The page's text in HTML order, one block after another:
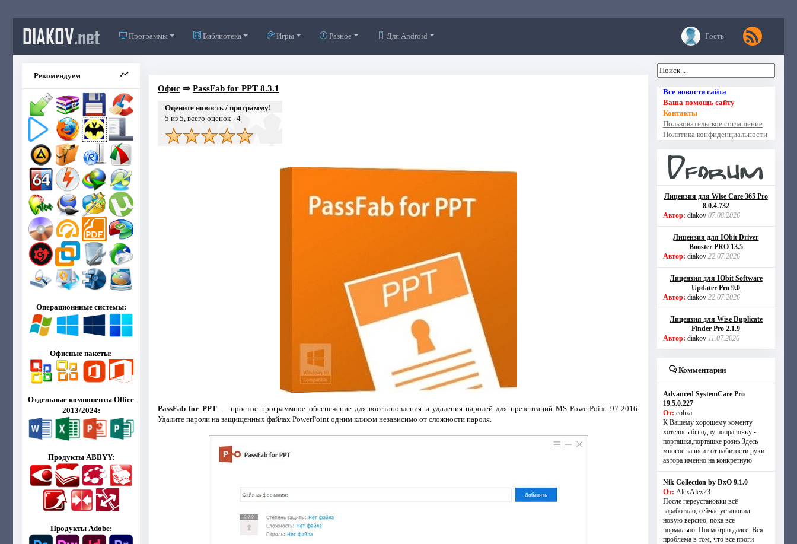
DIAKOV.net Программы Библиотека Игры Разное Для Android Гость
Рекомендуем
Операционнные системы:
Офисные пакеты:
Отдельные компоненты Office
2013/2024:
Продукты ABBYY:
Продукты Adobe:
Офис⇒ PassFab for PPT 8.3.1
Оцените новость / программу!
5 из 5, всего оценок - 4
PassFab for PPT— простое программное обеспечение для восстановления и удаления паролей для презентаций MS PowerPoint 97-2016.
Удалите пароли на защищенных файлах PowerPoint одним кликом независимо от сложности пароля.
Все новости сайта
Ваша помощь сайту
Контакты
Пользовательское соглашение
Политика конфиденциальности
Лицензия для Wise Care 365 Pro
8.0.4.732
Автор: diakov 07.08.2026
Лицензия для IObit Driver
Booster PRO 13.5
Автор: diakov 22.07.2026
Лицензия для IObit Software
Updater Pro 9.0
Автор: diakov 22.07.2026
Лицензия для Wise Duplicate
Finder Pro 2.1.9
Автор: diakov 11.07.2026
Комментарии
Advanced SystemCare Pro
19.5.0.227
От: coliza
К Вашему хорошему коменту
хотелось бы одну поправочку -
порташка,порташке рознь.Здесь
многое зависит от набитости руки
автора именно на конкретную
Nik Collection by DxO 9.1.0
От: AlexAlex23
После переустановки всё
заработало, сейчас установил
новую версию, пока всё
нормально. Посмотрю далее. Вся
проблема в том, что все проги